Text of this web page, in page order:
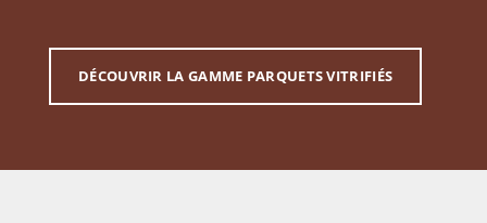
DÉCOUVRIR LA GAMME PARQUETS VITRIFIÉS